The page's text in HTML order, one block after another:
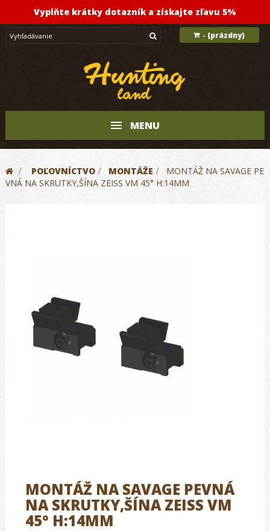
Vyplňte krátky dotazník a získajte zľavu 5%
- (prázdny)
MENU
> POĽOVNÍCTVO > MONTÁŽE >
MONTÁŽ NA SAVAGE PE
VNÁ NA SKRUTKY,ŠÍNA ZEISS VM 45° H:14MM
MONTÁŽ NA SAVAGE PEVNÁ
NA SKRUTKY,ŠÍNA ZEISS VM
45° H:14MM